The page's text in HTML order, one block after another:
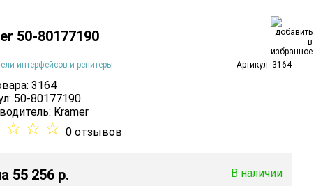
50-80177190
интерфейсов и репитеры Артикул: 3164
3164
50-80177190
Kramer
☆ ☆ ☆ 0 отзывов
55 256 p. В наличии